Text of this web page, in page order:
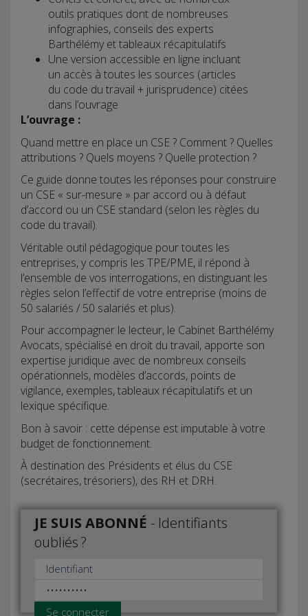
outils pratiques dont de nombreuses
infographies, conseils des experts
Barthélémy et tableaux récapitulatifs
Une version accessible en ligne incluant
un accès à toutes les sources (articles
du code du travail + jurisprudence) citées
dans l’ouvrage
L’ouvrage :
Quand mettre en place un CSE ? Comment ? Quelles
attributions ? Quels moyens ? Quelle protection ?
Ce guide donne toutes les réponses pour construire
un CSE « sur-mesure » par accord ou à défaut
d’accord ou un CSE standard (selon les règles du
code du travail).
Véritable outil pédagogique pour toutes les
entreprises, y compris les TPE/PME, il répond à
l’ensemble de vos interrogations, en distinguant les
règles selon l’effectif de votre entreprise (moins de
50 salariés / 50 salariés et plus).
Pour accompagner le lecteur, le Cabinet Barthélémy
Avocats, spécialisé en droit du travail, apporte son
expertise juridique avec de nombreux conseils
opérationnels, modèles d’accords, points de
vigilance, exemples, tableaux récapitulatifs et un
lexique spécifique.
Bon à savoir : cette dépense est imputable à votre
budget de fonctionnement.
À destination des Présidents et élus du CSE
(secrétaires, trésoriers), des RH et DRH.
JE SUIS ABONNÉ - Identifiants
oubliés ?
Se connecter